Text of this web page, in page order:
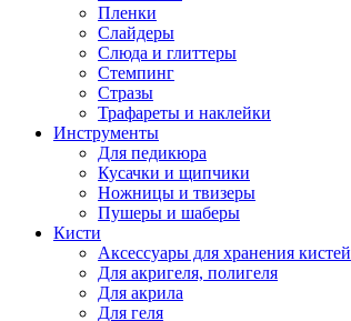
Пленки
Слайдеры
Слюда и глиттеры
Стемпинг
Стразы
Трафареты и наклейки
Инструменты
Для педикюра
Кусачки и щипчики
Ножницы и твизеры
Пушеры и шаберы
Кисти
Аксессуары для хранения кистей
Для акригеля, полигеля
Для акрила
Для геля